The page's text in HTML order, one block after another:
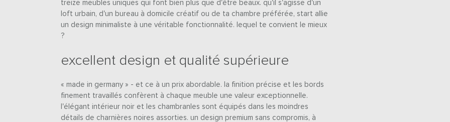
treize meubles uniques qui font bien plus que d'être beaux. qu'il s'agisse d'un
loft urbain, d'un bureau à domicile créatif ou de ta chambre préférée, start allie
un design minimaliste à une véritable fonctionnalité. lequel te convient le mieux
?
excellent design et qualité supérieure
« made in germany » - et ce à un prix abordable. la finition précise et les bords
finement travaillés confèrent à chaque meuble une valeur exceptionnelle.
l'élégant intérieur noir et les chambranles sont équipés dans les moindres
détails de charnières noires assorties. un design premium sans compromis, à